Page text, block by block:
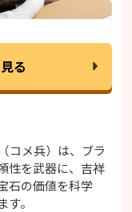
る
コメ兵）は、ブラ
性を武器に、吉祥
石の価値を科学
。